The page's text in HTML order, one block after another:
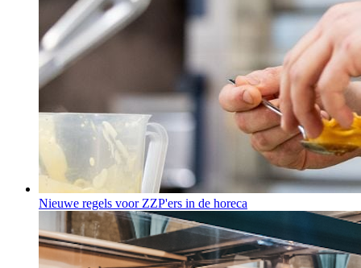
Nieuwe regels voor ZZP'ers in de horeca